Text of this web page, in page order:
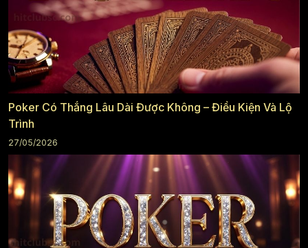
Poker Có Thắng Lâu Dài Được Không – Điều Kiện Và Lộ
Trình
27/05/2026